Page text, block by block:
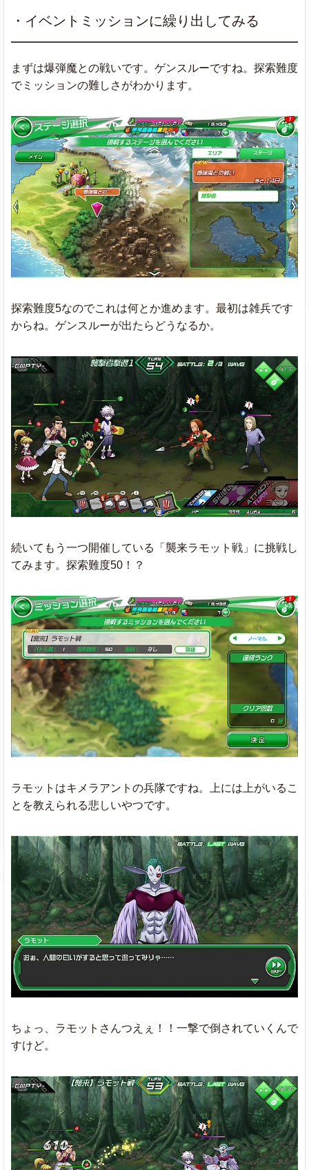
・イベントミッションに繰り出してみる
まずは爆弾魔との戦いです。ゲンスルーですね。探索難度
でミッションの難しさがわかります。
探索難度5なのでこれは何とか進めます。最初は雑兵です
からね。ゲンスルーが出たらどうなるか。
続いてもう一つ開催している「襲来ラモット戦」に挑戦し
てみます。探索難度50！？
ラモットはキメラアントの兵隊ですね。上には上がいるこ
とを教えられる悲しいやつです。
ちょっ、ラモットさんつえぇ！！一撃で倒されていくんで
すけど。